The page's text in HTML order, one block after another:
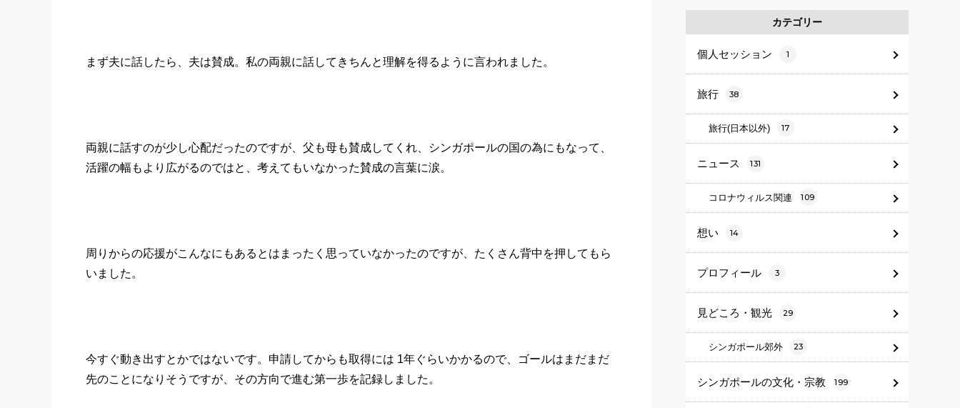
まず夫に話したら、夫は賛成。私の両親に話してきちんと理解を得るように言われました。
両親に話すのが少し心配だったのですが、父も母も賛成してくれ、シンガポールの国の為にもなって、
活躍の幅もより広がるのではと、考えてもいなかった賛成の言葉に涙。
周りからの応援がこんなにもあるとはまったく思っていなかったのですが、たくさん背中を押してもら
いました。
今すぐ動き出すとかではないです。申請してからも取得には 1年ぐらいかかるので、ゴールはまだまだ
先のことになりそうですが、その方向で進む第一歩を記録しました。
カテゴリー
個人セッション 1
旅行 38
旅行(日本以外) 17
ニュース 131
コロナウィルス関連 109
想い 14
プロフィール 3
見どころ・観光 29
シンガポール郊外 23
シンガポールの文化・宗教 199